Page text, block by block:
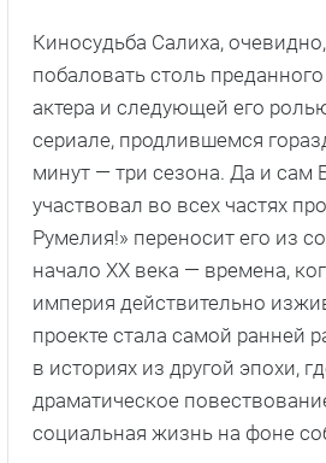
Киносудьба Салиха,
побаловать столь
актера и следующей его
сериале, продлившемся
минут — три сезона. Да и сам
участвовал во всех частях
Румелия!» переносит его из
начало XX века — времена,
империя действительно
проекте стала самой ранней
в историях из другой эпохи,
драматическое
социальная жизнь на фоне